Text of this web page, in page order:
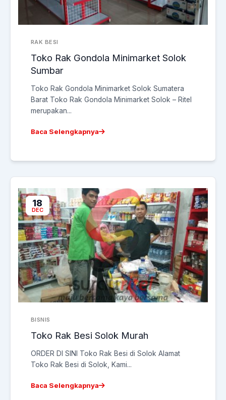
RAK BESI
Toko Rak Gondola Minimarket Solok
Sumbar
Toko Rak Gondola Minimarket Solok Sumatera
Barat Toko Rak Gondola Minimarket Solok – Ritel
merupakan...
Baca Selengkapnya
18
DEC
BISNIS
Toko Rak Besi Solok Murah
ORDER DI SINI Toko Rak Besi di Solok Alamat
Toko Rak Besi di Solok, Kami...
Baca Selengkapnya